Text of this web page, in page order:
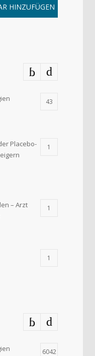
43
Placebo-
1
– Arzt
1
1
6042